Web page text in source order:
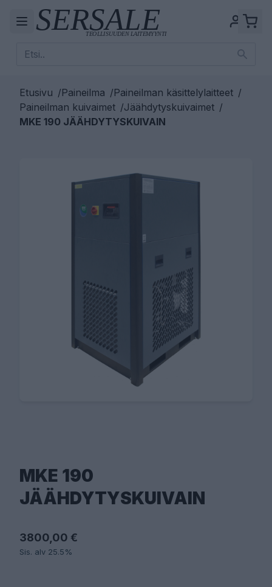
Etusivu /Paineilma /Paineilman käsittelylaitteet /
Paineilman kuivaimet /Jäähdytyskuivaimet /
MKE 190 JÄÄHDYTYSKUIVAIN
MKE 190
JÄÄHDYTYSKUIVAIN
3800,00 €
Sis. alv 25.5%